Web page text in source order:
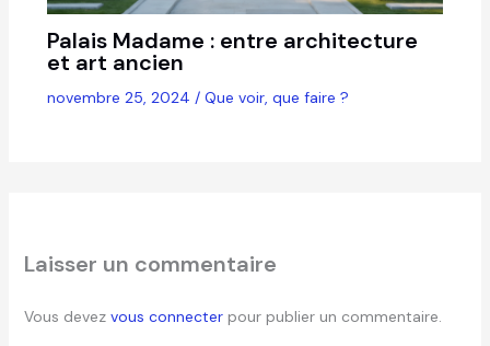
Palais Madame : entre architecture
et art ancien
novembre 25, 2024 / Que voir, que faire ?
Laisser un commentaire
Vous devez vous connecterpour publier un commentaire.